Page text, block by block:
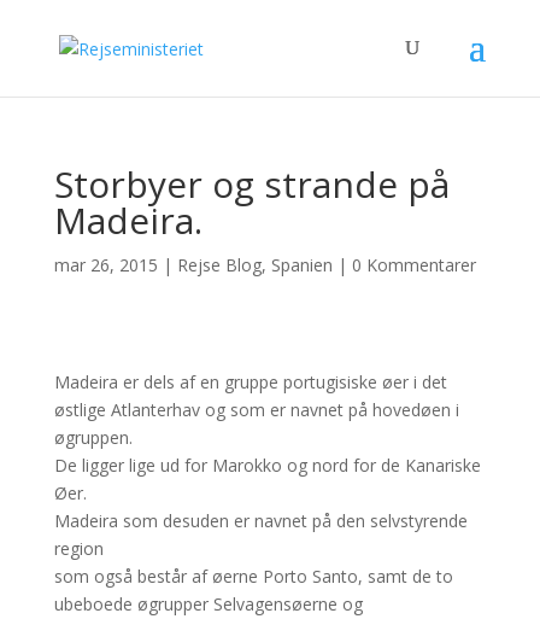
Storbyer og strande på
Madeira.
mar 26, 2015 | Rejse Blog, Spanien | 0 Kommentarer
Madeira er dels af en gruppe portugisiske øer i det
østlige Atlanterhav og som er navnet på hovedøen i
øgruppen.
De ligger lige ud for Marokko og nord for de Kanariske
Øer.
Madeira som desuden er navnet på den selvstyrende
region
som også består af øerne Porto Santo, samt de to
ubeboede øgrupper Selvagensøerne og